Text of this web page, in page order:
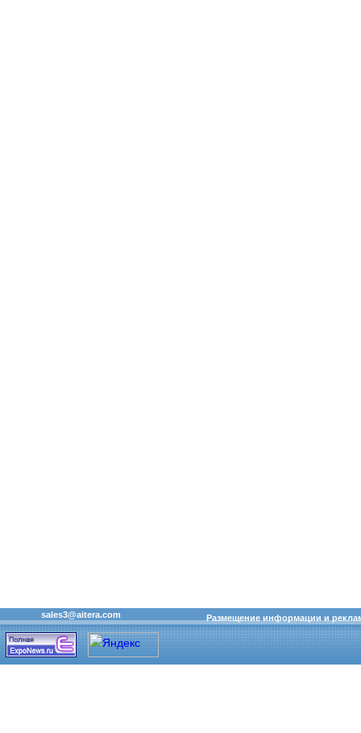
sales3@aitera.com Размещение информации и